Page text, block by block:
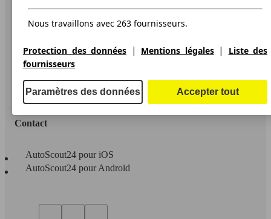
Protection des données
Accessibility Statement
Espace Pro
Contact
AutoScout24 pour iOS
AutoScout24 pour Android
Nous travaillons avec 263 fournisseurs.
Protection des données | Mentions légales|
Liste des
fournisseurs
Paramètres des données Accepter tout